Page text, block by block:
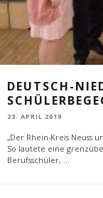
DEUTSCH-
23. APRIL 2019
„Der Rhein-Kreis Neuss
So lautete eine
Berufsschüler, ...